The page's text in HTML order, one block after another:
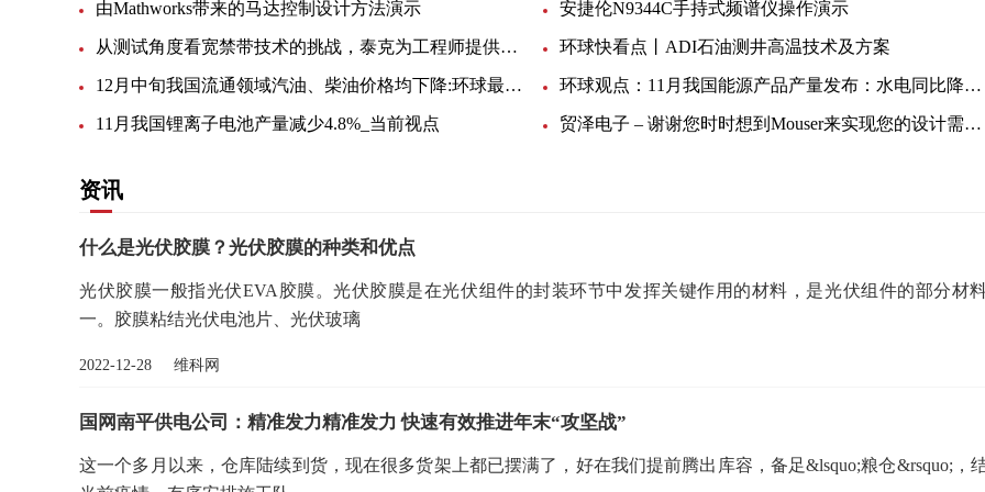
由Mathworks带来的马达控制设计方法演示 安捷伦N9344C手持式频谱仪操作演示
从测试角度看宽禁带技术的挑战，泰克为工程师提供简化工具 环球快看点丨ADI石油测井高温技术及方案
12月中旬我国流通领域汽油、柴油价格均下降:环球最资讯 环球观点：11月我国能源产品产量发布：水电同比降低 太阳能发电未增长
11月我国锂离子电池产量减少4.8%_当前视点 贸泽电子 – 谢谢您时时想到Mouser来实现您的设计需求_全球时讯
资讯
什么是光伏胶膜？光伏胶膜的种类和优点
光伏胶膜一般指光伏EVA胶膜。光伏胶膜是在光伏组件的封装环节中发挥关键作用的材料，是光伏组件的部分材
一。胶膜粘结光伏电池片、光伏玻璃
2022-12-28 维科网
国网南平供电公司：精准发力精准发力 快速有效推进年末“攻坚战”
这一个多月以来，仓库陆续到货，现在很多货架上都已摆满了，好在我们提前腾出库容，备足&lsquo;粮仓&rsquo;，